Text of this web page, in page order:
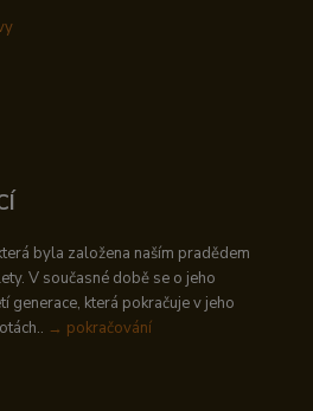
byla založena naším pradědem
V současné době se o jeho
generace, která pokračuje v jeho
→ pokračování